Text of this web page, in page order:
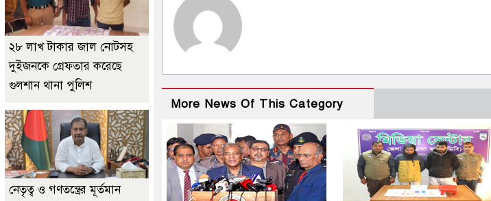
More News Of This Category
২৮ লাখ টাকার জাল নোটসহ
দুইজনকে গ্রেফতার করেছে
গুলশান থানা পুলিশ
নেতৃত্ব ও গণতন্ত্রের মূর্তমান